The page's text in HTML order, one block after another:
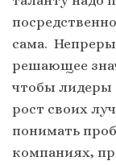
сама.
решающее
чтобы лидеры
рост своих
понимать
компаниях,